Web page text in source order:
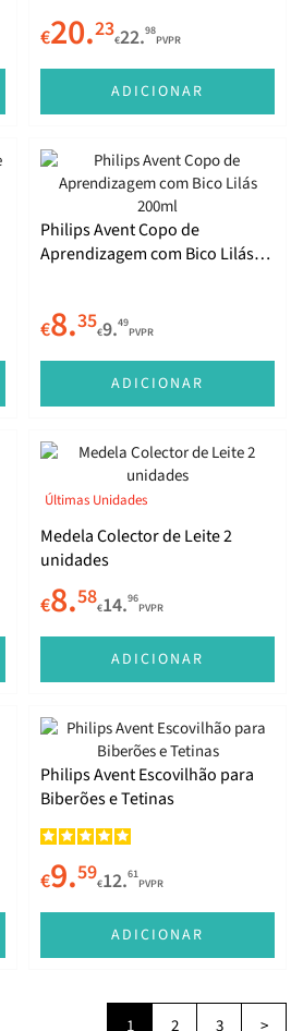
€20.23€22.98
PVPR
ADICIONAR
Philips Avent Copo de
Aprendizagem com Bico Lilás
€8.35€9.49
PVPR
ADICIONAR
Últimas Unidades
Medela Colector de Leite 2
unidades
€8.58€14.96
PVPR
ADICIONAR
Philips Avent Escovilhão para
Biberões e Tetinas
€9.59€12.61
PVPR
ADICIONAR
1 2 3 >